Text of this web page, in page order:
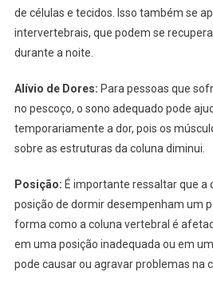
de células e tecidos. Isso também se
intervertebrais, que podem se
durante a noite.
Alívio de Dores: Para pessoas que
no pescoço, o sono adequado pode
temporariamente a dor, pois os
sobre as estruturas da coluna diminui.
Posição: É importante ressaltar que a
posição de dormir desempenham um
forma como a coluna vertebral é
em uma posição inadequada ou em
pode causar ou agravar problemas na